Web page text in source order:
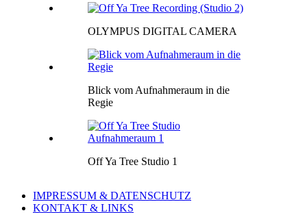
OLYMPUS DIGITAL CAMERA
Blick vom Aufnahmeraum in die
Regie
Off Ya Tree Studio 1
IMPRESSUM & DATENSCHUTZ
KONTAKT & LINKS